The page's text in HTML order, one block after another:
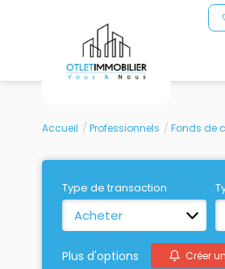
Accueil Professionnels Fonds de
Type de transaction
Acheter
Plus d'options Créer